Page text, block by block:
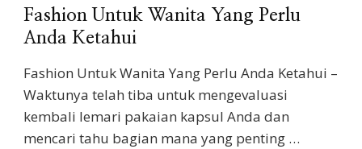
Fashion Untuk Wanita Yang Perlu
Anda Ketahui
Fashion Untuk Wanita Yang Perlu Anda Ketahui –
Waktunya telah tiba untuk mengevaluasi
kembali lemari pakaian kapsul Anda dan
mencari tahu bagian mana yang penting …